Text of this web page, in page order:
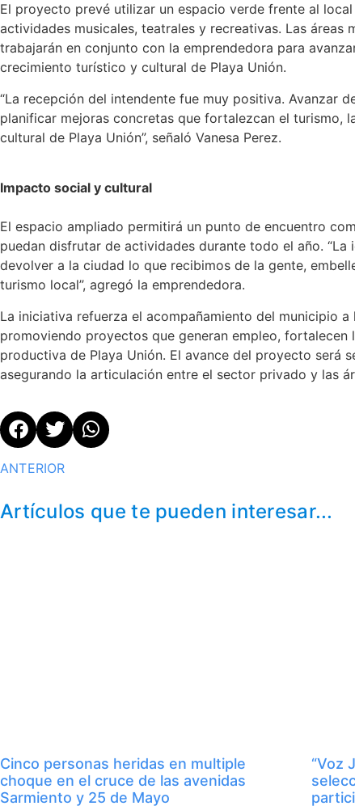
El proyecto prevé utilizar un espacio verde frente al
actividades musicales, teatrales y recreativas. Las áreas
trabajarán en conjunto con la emprendedora para
crecimiento turístico y cultural de Playa Unión.
“La recepción del intendente fue muy positiva. Avanzar
planificar mejoras concretas que fortalezcan el turismo,
cultural de Playa Unión”, señaló Vanesa Perez.
Impacto social y cultural
El espacio ampliado permitirá un punto de encuentro
puedan disfrutar de actividades durante todo el año.
devolver a la ciudad lo que recibimos de la gente,
turismo local”, agregó la emprendedora.
La iniciativa refuerza el acompañamiento del municipio a
promoviendo proyectos que generan empleo,
productiva de Playa Unión. El avance del proyecto será
asegurando la articulación entre el sector privado y las
ANTERIOR
Artículos que te pueden interesar...
Cinco personas heridas en multiple
choque en el cruce de las avenidas
Sarmiento y 25 de Mayo
“Voz